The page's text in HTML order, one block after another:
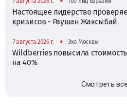
Настоящее лидерство
кризисов - Раушан Жаксыбай
7 августа 2026 г. • Эхо Москвы
Wildberries повысила
на 40%
Смотреть